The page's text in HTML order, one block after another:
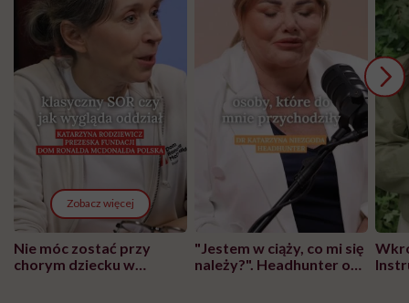
Zobacz więcej
Nie móc zostać przy
chorym dziecku w
"Jestem w ciąży, co mi się
należy?". Headhunter o